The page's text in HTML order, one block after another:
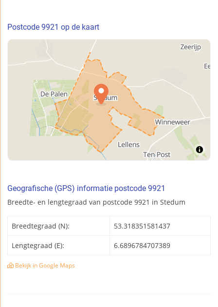
Postcode 9921 op de kaart
Geografische (GPS) informatie postcode 9921
Breedte- en lengtegraad van postcode 9921 in Stedum
Breedtegraad (N): 53.318351581437
Lengtegraad (E): 6.6896784707389
Bekijk in Google Maps